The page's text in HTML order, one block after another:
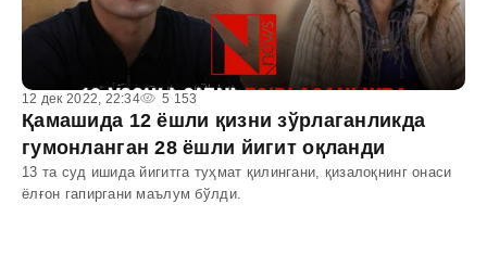
12 дек 2022, 22:34 5 153
Қамашида 12 ёшли қизни зўрлаганликда
гумонланган 28 ёшли йигит оқланди
13 та суд ишида йигитга туҳмат қилингани, қизалоқнинг онаси
ёлғон гапиргани маълум бўлди.